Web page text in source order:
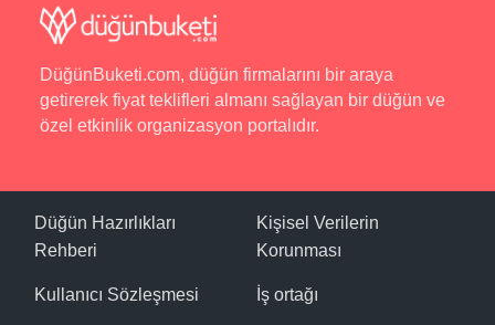
DüğünBuketi.com, düğün firmalarını bir araya
getirerek fiyat teklifleri almanı sağlayan bir düğün ve
özel etkinlik organizasyon portalıdır.
Düğün Hazırlıkları
Rehberi
Kullanıcı Sözleşmesi
Kişisel Verilerin
Korunması
İş ortağı